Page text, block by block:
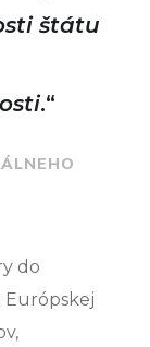
štátu
.“
do
Európskej